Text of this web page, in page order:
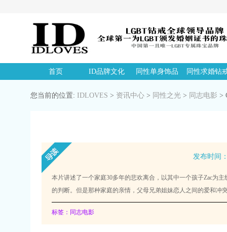
首页 ID品牌文化 同性单身饰品 同性求婚钻
您当前的位置: IDLOVES > 资讯中心 > 同性之光 > 同志电影 >
发布时间
本片讲述了一个家庭30多年的悲欢离合，以其中一个孩子Zac为
的判断。但是那种家庭的亲情，父母兄弟姐妹恋人之间的爱和冲
标签：同志电影